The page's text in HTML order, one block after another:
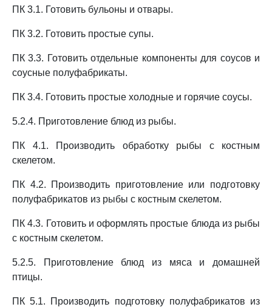
ПК 3.1. Готовить бульоны и отвары.
ПК 3.2. Готовить простые супы.
ПК 3.3. Готовить отдельные компоненты для соусов и
соусные полуфабрикаты.
ПК 3.4. Готовить простые холодные и горячие соусы.
5.2.4. Приготовление блюд из рыбы.
ПК 4.1. Производить обработку рыбы с костным
скелетом.
ПК 4.2. Производить приготовление или подготовку
полуфабрикатов из рыбы с костным скелетом.
ПК 4.3. Готовить и оформлять простые блюда из рыбы
с костным скелетом.
5.2.5. Приготовление блюд из мяса и домашней
птицы.
ПК 5.1. Производить подготовку полуфабрикатов из